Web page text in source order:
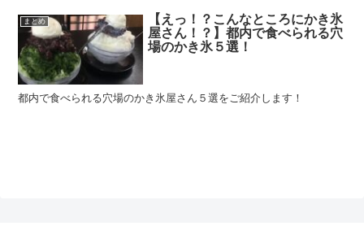
まとめ
【えっ！？こんなところにかき氷
屋さん！？】都内で食べられる穴
場のかき氷５選！
都内で食べられる穴場のかき氷屋さん５選をご紹介します！